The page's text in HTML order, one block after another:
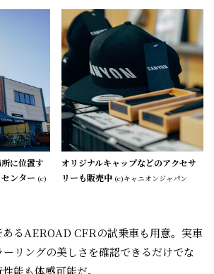
に位置す
ンター (c)
オリジナルキャップなどのアクセサ
リーも販売中 (c)キャニオンジャパン
あるAEROAD CFRの試乗車も用意。実車
リングの美しさを確認できるだけでな
能も体感可能だ。